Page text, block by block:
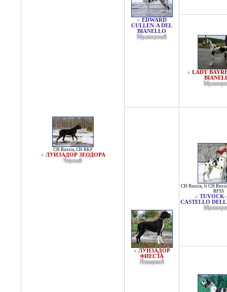
CH Russia, CH RKF
♀ ЛУИЗАДОР ЗЕОДОРА
Черный
♂ EDWARD
CULLEN-A DEL
BIANELLO
Мраморный
♀ LADY
♀ ЛУИЗАДОР
ФИЕСТА
Плащевой
CH Russia, Jr CH
RFSS
♂ TUVOCK-
CASTELLO